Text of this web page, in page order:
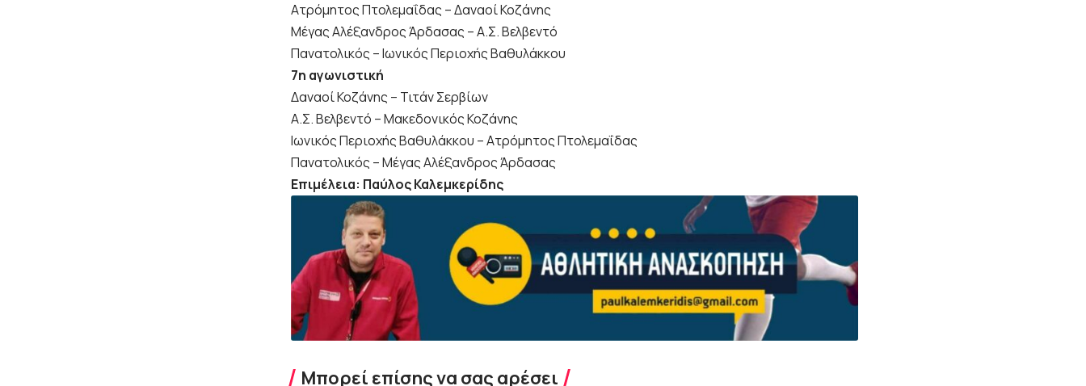
Ατρόμητος Πτολεμαΐδας – Δαναοί Κοζάνης
Μέγας Αλέξανδρος Άρδασας – Α.Σ. Βελβεντό
Πανατολικός – Ιωνικός Περιοχής Βαθυλάκκου
7η αγωνιστική
Δαναοί Κοζάνης – Τιτάν Σερβίων
Α.Σ. Βελβεντό – Μακεδονικός Κοζάνης
Ιωνικός Περιοχής Βαθυλάκκου – Ατρόμητος Πτολεμαΐδας
Πανατολικός – Μέγας Αλέξανδρος Άρδασας
Επιμέλεια: Παύλος Καλεμκερίδης
Μπορεί επίσης να σας αρέσει